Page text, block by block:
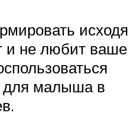
исходя
и не любит ваше
малыша в